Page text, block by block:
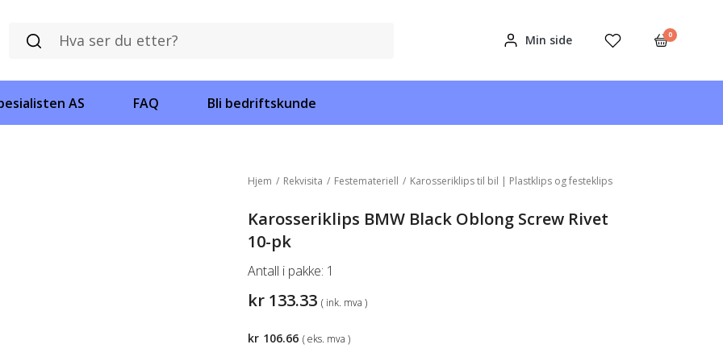
Min side 0
AS FAQ Bli bedriftskunde
Hjem / Rekvisita / Festemateriell / Karosseriklips til bil | Plastklips og festeklips
Karosseriklips BMW Black Oblong Screw Rivet
10-pk
kr 133.33 ( ink. mva )
Antall i pakke: 1
kr 106.66 ( eks. mva )